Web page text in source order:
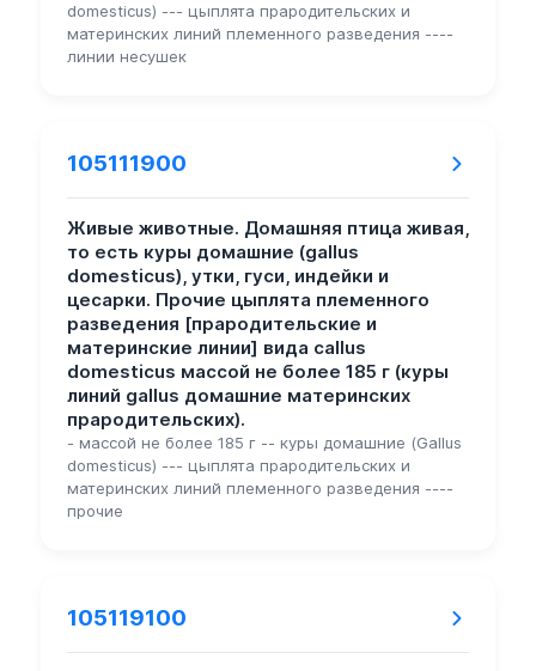
domesticus) --- цыплята прародительских и
материнских линий племенного разведения ----
линии несушек
105111900
Живые животные. Домашняя птица живая,
то есть куры домашние (gallus
domesticus), утки, гуси, индейки и
цесарки. Прочие цыплята племенного
разведения [прародительские и
материнские линии] вида callus
domesticus массой не более 185 г (куры
линий gallus домашние материнских
прародительских).
- массой не более 185 г -- куры домашние (Gallus
domesticus) --- цыплята прародительских и
материнских линий племенного разведения ----
прочие
105119100